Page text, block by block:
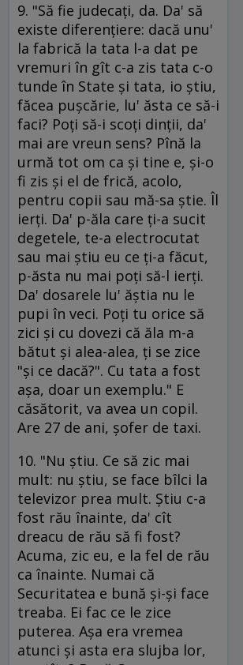
9. "Să fie judecaţi, da. Da' să
existe diferenţiere: dacă unu'
la fabrică la tata l-a dat pe
vremuri în gît c-a zis tata c-o
tunde în State şi tata, io ştiu,
făcea puşcărie, lu' ăsta ce să-i
faci? Poţi să-i scoţi dinţii, da'
mai are vreun sens? Pînă la
urmă tot om ca şi tine e, şi-o
fi zis şi el de frică, acolo,
pentru copii sau mă-sa ştie. Îl
ierţi. Da' p-ăla care ţi-a sucit
degetele, te-a electrocutat
sau mai ştiu eu ce ţi-a făcut,
p-ăsta nu mai poţi să-l ierţi.
Da' dosarele lu' ăştia nu le
pupi în veci. Poţi tu orice să
zici şi cu dovezi că ăla m-a
bătut şi alea-alea, ţi se zice
"şi ce dacă?". Cu tata a fost
aşa, doar un exemplu." E
căsătorit, va avea un copil.
Are 27 de ani, şofer de taxi.
10. "Nu ştiu. Ce să zic mai
mult: nu ştiu, se face bîlci la
televizor prea mult. Ştiu c-a
fost rău înainte, da' cît
dreacu de rău să fi fost?
Acuma, zic eu, e la fel de rău
ca înainte. Numai că
Securitatea e bună şi-şi face
treaba. Ei fac ce le zice
puterea. Aşa era vremea
atunci şi asta era slujba lor,